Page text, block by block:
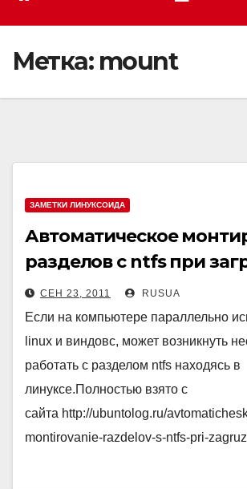
Метка: mount
ЗАМЕТКИ ЛИНУКСОИДА
Автоматическое
разделов с ntfs при
ubuntu
СЕН 23, 2011 RUSUA
Если на компьютере параллельно
linux и виндовс, может возникнуть
работать с разделом ntfs находясь в
линуксе.Полностью взято с
сайта http://ubuntolog.ru/
montirovanie-razdelov-s-ntfs-pri-